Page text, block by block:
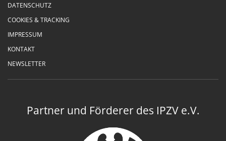
DATENSCHUTZ
COOKIES & TRACKING
IMPRESSUM
KONTAKT
NEWSLETTER
Partner und Förderer des IPZV e.V.